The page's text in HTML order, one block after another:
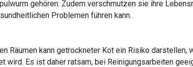
gehören. Zudem verschmutzen sie ihre
Problemen führen kann.
Räumen kann getrockneter Kot ein Risiko darstellen,
wird. Es ist daher ratsam, bei Reinigungsarbeiten